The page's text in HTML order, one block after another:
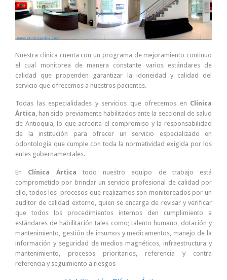
Nuestra clínica cuenta con un programa de mejoramiento continuo
el cual monitorea de manera constante varios estándares de
calidad que propenden garantizar la idoneidad y calidad del
servicio que ofrecemos a nuestros pacientes.
Todas las especialidades y servicios que ofrecemos en Clínica
Ártica, han sido previamente habilitados ante la seccional de salud
de Antioquia, lo que acredita el compromiso y la responsabilidad
de la institución para ofrecer un servicio especializado en
odontología que cumple con toda la normatividad exigida por los
entes gubernamentales.
En Clínica Ártica todo nuestro equipo de trabajo está
comprometido por brindar un servicio profesional de calidad por
ello, todos los procesos que realizamos son monitoreados por un
auditor de calidad externo, quien se encarga de revisar y verificar
que todos los procedimientos internos den cumplimiento a
estándares de habilitación tales como; talento humano, dotación y
mantenimiento, gestión de insumos y medicamentos, manejo de la
información y seguridad de medios magnéticos, infraestructura y
mantenimiento, procesos prioritarios, referencia y contra
referencia y seguimiento a riesgos